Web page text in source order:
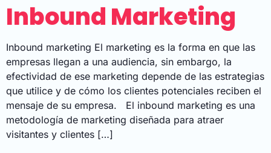
Inbound Marketing
Inbound marketing El marketing es la forma en que las
empresas llegan a una audiencia, sin embargo, la
efectividad de ese marketing depende de las estrategias
que utilice y de cómo los clientes potenciales reciben el
mensaje de su empresa. El inbound marketing es una
metodología de marketing diseñada para atraer
visitantes y clientes […]